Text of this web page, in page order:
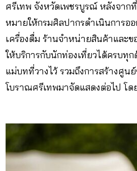
ศรีเทพ จังหวัดเพชรบูรณ์ หลังจาก
หมายให้กรมศิลปากรดำเนินการอ
เครื่องดื่ม ร้านจำหน่ายสินค้าและข
ให้บริการกับนักท่องเที่ยวได้ครบทุ
แม่บทที่วางไว้ รวมถึงการสร้างศู
โบราณศรีเทพมาจัดแสดงต่อไป โ